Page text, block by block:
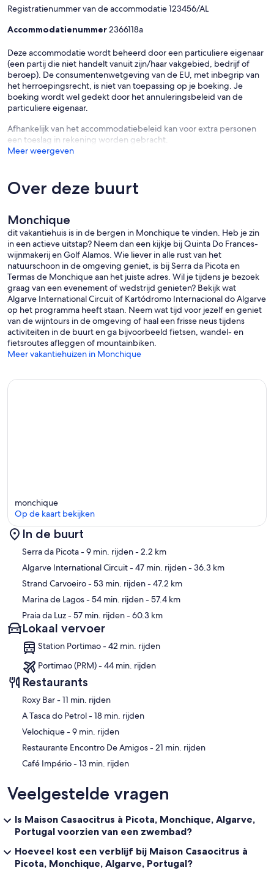
Registratienummer van de accommodatie 123456/AL
Accommodatienummer2366118a
Deze accommodatie wordt beheerd door een particuliere eigenaar
(een partij die niet handelt vanuit zijn/haar vakgebied, bedrijf of
beroep). De consumentenwetgeving van de EU, met inbegrip van
het herroepingsrecht, is niet van toepassing op je boeking. Je
boeking wordt wel gedekt door het annuleringsbeleid van de
particuliere eigenaar.
Afhankelijk van het accommodatiebeleid kan voor extra personen
een toeslag in rekening worden gebracht.
Meer weergeven
Over deze buurt
Monchique
dit vakantiehuis is in de bergen in Monchique te vinden. Heb je zin
in een actieve uitstap? Neem dan een kijkje bij Quinta Do Frances-
wijnmakerij en Golf Alamos. Wie liever in alle rust van het
natuurschoon in de omgeving geniet, is bij Serra da Picota en
Termas de Monchique aan het juiste adres. Wil je tijdens je bezoek
graag van een evenement of wedstrijd genieten? Bekijk wat
Algarve International Circuit of Kartódromo Internacional do Algarve
op het programma heeft staan. Neem wat tijd voor jezelf en geniet
van de wijntours in de omgeving of haal een frisse neus tijdens
activiteiten in de buurt en ga bijvoorbeeld fietsen, wandel- en
fietsroutes afleggen of mountainbiken.
Meer vakantiehuizen in Monchique
Kaart
monchique
Op de kaart bekijken
In de buurt
Serra da Picota- 9 min. rijden- 2.2 km
Algarve International Circuit- 47 min. rijden- 36.3 km
Strand Carvoeiro- 53 min. rijden- 47.2 km
Marina de Lagos- 54 min. rijden- 57.4 km
Praia da Luz- 57 min. rijden- 60.3 km
Lokaal vervoer
Station Portimao - 42 min. rijden
Portimao (PRM) - 44 min. rijden
Restaurants
‪Roxy Bar - ‬11 min. rijden
‪A Tasca do Petrol - ‬18 min. rijden
‪Velochique - ‬9 min. rijden
‪Restaurante Encontro De Amigos - ‬21 min. rijden
‪Café Império - ‬13 min. rijden
Veelgestelde vragen
Is Maison Casaocitrus à Picota, Monchique, Algarve,
Portugal voorzien van een zwembad?
Hoeveel kost een verblijf bij Maison Casaocitrus à
Picota, Monchique, Algarve, Portugal?